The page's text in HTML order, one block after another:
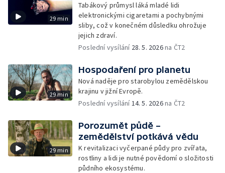
29 min
Tabákový průmysl láká mladé lidi
elektronickými cigaretami a pochybnými
sliby, což v konečném důsledku ohrožuje
jejich zdraví.
Poslední vysílání 28. 5. 2026na ČT2
29 min
Hospodaření pro planetu
Nová naděje pro starobylou zemědělskou
krajinu v jižní Evropě.
Poslední vysílání14. 5. 2026na ČT2
29 min
Porozumět půdě –
zemědělství potkává vědu
K revitalizaci vyčerpané půdy pro zvířata,
rostliny a lidi je nutné povědomí o složitosti
půdního ekosystému.